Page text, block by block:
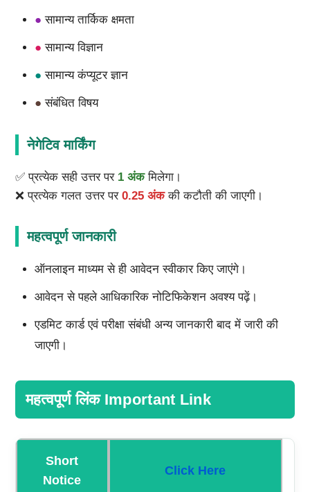
● सामान्य तार्किक क्षमता
● सामान्य विज्ञान
● सामान्य कंप्यूटर ज्ञान
● संबंधित विषय
नेगेटिव मार्किंग
✅ प्रत्येक सही उत्तर पर 1 अंकमिलेगा।
❌ प्रत्येक गलत उत्तर पर 0.25 अंककी कटौती की जाएगी।
महत्वपूर्ण जानकारी
ऑनलाइन माध्यम से ही आवेदन स्वीकार किए जाएंगे।
आवेदन से पहले आधिकारिक नोटिफिकेशन अवश्य पढ़ें।
एडमिट कार्ड एवं परीक्षा संबंधी अन्य जानकारी बाद में जारी की
जाएगी।
महत्वपूर्ण लिंक Important Link
Short
Notice
Click Here